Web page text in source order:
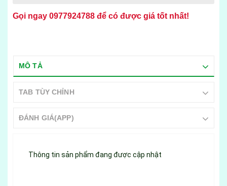
Gọi ngay 0977924788 để có được giá tốt nhất!
MÔ TẢ
TAB TÙY CHỈNH
ĐÁNH GIÁ(APP)
Thông tin sản phẩm đang được cập nhật